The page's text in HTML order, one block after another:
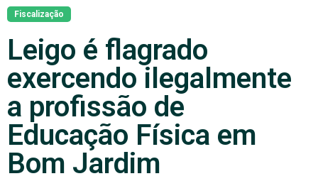
Fiscalização
Leigo é flagrado
exercendo ilegalmente
a profissão de
Educação Física em
Bom Jardim